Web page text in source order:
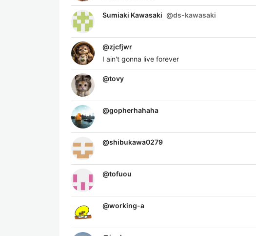
Sumiaki Kawasaki @ds-kawasaki
@zjcfjwr
I ain't gonna live forever
@tovy
@gopherhahaha
@shibukawa0279
@tofuou
@working-a